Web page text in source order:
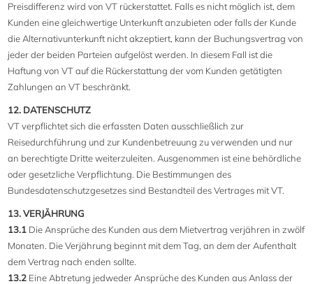
Preisdifferenz wird von VT rückerstattet. Falls es nicht möglich ist, dem
Kunden eine gleichwertige Unterkunft anzubieten oder falls der Kunde
die Alternativunterkunft nicht akzeptiert, kann der Buchungsvertrag von
jeder der beiden Parteien aufgelöst werden. In diesem Fall ist die
Haftung von VT auf die Rückerstattung der vom Kunden getätigten
Zahlungen an VT beschränkt.
12. DATENSCHUTZ
VT verpflichtet sich die erfassten Daten ausschließlich zur
Reisedurchführung und zur Kundenbetreuung zu verwenden und nur
an berechtigte Dritte weiterzuleiten. Ausgenommen ist eine behördliche
oder gesetzliche Verpflichtung. Die Bestimmungen des
Bundesdatenschutzgesetzes sind Bestandteil des Vertrages mit VT.
13. VERJÄHRUNG
13.1 Die Ansprüche des Kunden aus dem Mietvertrag verjähren in zwölf
Monaten. Die Verjährung beginnt mit dem Tag, an dem der Aufenthalt
dem Vertrag nach enden sollte.
13.2 Eine Abtretung jedweder Ansprüche des Kunden aus Anlass der